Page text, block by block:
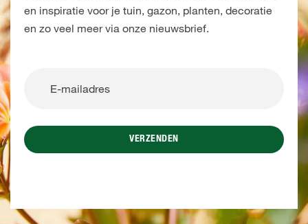
en inspiratie voor je tuin, gazon, planten, decoratie
en zo veel meer via onze nieuwsbrief.
VERZENDEN